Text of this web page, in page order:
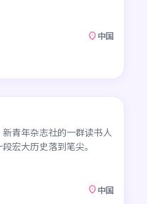
中国
青年杂志社的一群读书人
宏大历史落到笔尖。
中国